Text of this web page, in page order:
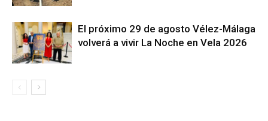
El próximo 29 de agosto Vélez-Málaga
volverá a vivir La Noche en Vela 2026